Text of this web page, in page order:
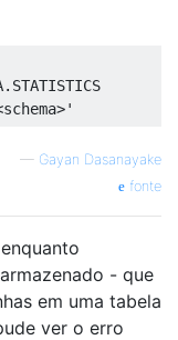
. STATISTICS
— Gayan Dasanayake
fonte
- que
em uma tabela
ver o erro